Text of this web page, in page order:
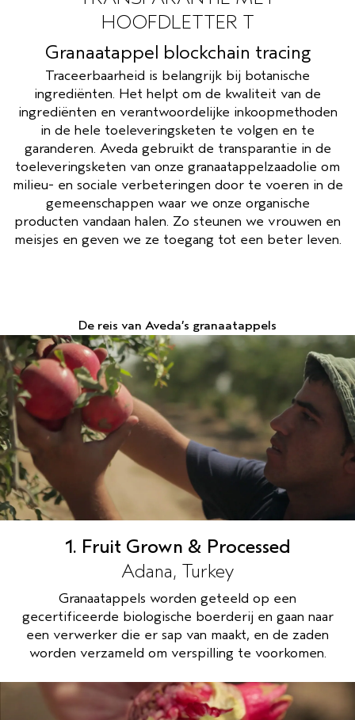
GEVOELIGE HOOFDHUID
PURE ABUNDANCE
ALLE COLLECTIES
HOOFDLETTER T
Granaatappel blockchain tracing
Traceerbaarheid is belangrijk bij botanische
ingrediënten. Het helpt om de kwaliteit van de
ingrediënten en verantwoordelijke inkoopmethoden
in de hele toeleveringsketen te volgen en te
garanderen. Aveda gebruikt de transparantie in de
toeleveringsketen van onze granaatappelzaadolie om
milieu- en sociale verbeteringen door te voeren in de
gemeenschappen waar we onze organische
producten vandaan halen. Zo steunen we vrouwen en
meisjes en geven we ze toegang tot een beter leven.
De reis van Aveda’s granaatappels
1. Fruit Grown & Processed
Adana, Turkey
Granaatappels worden geteeld op een
gecertificeerde biologische boerderij en gaan naar
een verwerker die er sap van maakt, en de zaden
worden verzameld om verspilling te voorkomen.